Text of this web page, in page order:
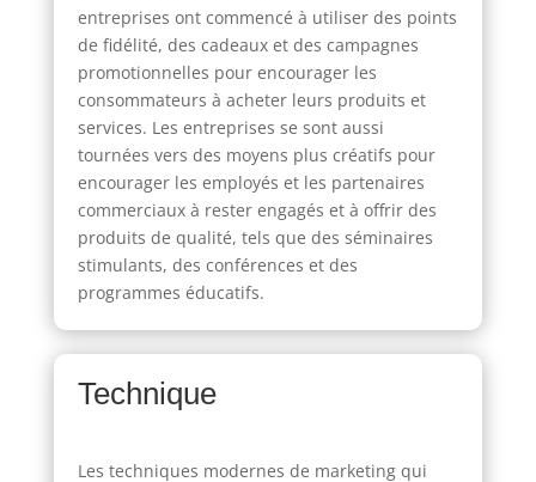
entreprises ont commencé à utiliser des points
de fidélité, des cadeaux et des campagnes
promotionnelles pour encourager les
consommateurs à acheter leurs produits et
services. Les entreprises se sont aussi
tournées vers des moyens plus créatifs pour
encourager les employés et les partenaires
commerciaux à rester engagés et à offrir des
produits de qualité, tels que des séminaires
stimulants, des conférences et des
programmes éducatifs.
Technique
Les techniques modernes de marketing qui